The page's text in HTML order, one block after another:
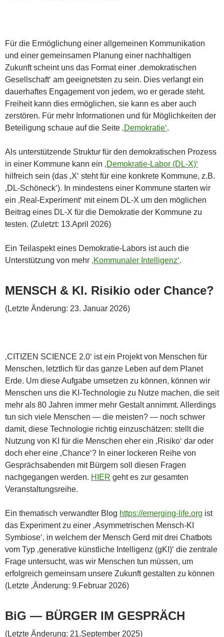
Für die Ermöglichung einer allgemeinen Kommunikation
und einer gemeinsamen Planung einer nachhaltigen
Zukunft scheint uns das Format einer ‚demokratischen
Gesellschaft‘ am geeignetsten zu sein. Dies verlangt ein
dauerhaftes Engagement von jedem, wo er gerade steht.
Freiheit kann dies ermöglichen, sie kann es aber auch
zerstören. Für mehr Informationen und für Möglichkeiten der
Beteiligung schaue auf die Seite ‚Demokratie‘.
Als unterstützende Struktur für den demokratischen Prozess
in einer Kommune kann ein ‚Demokratie-Labor (DL-X)‘
hilfreich sein (das ‚X‘ steht für eine konkrete Kommune, z.B.
‚DL-Schöneck‘). In mindestens einer Kommune starten wir
ein ‚Real-Experiment‘ mit einem DL-X um den möglichen
Beitrag eines DL-X für die Demokratie der Kommune zu
testen. (Zuletzt: 13.April 2026)
Ein Teilaspekt eines Demokratie-Labors ist auch die
Unterstützung von mehr ‚Kommunaler Intelligenz‘.
MENSCH & KI. Risikio oder Chance?
(Letzte Änderung: 23. Januar 2026)
‚CITIZEN SCIENCE 2.0‘ ist ein Projekt von Menschen für
Menschen, letztlich für das ganze Leben auf dem Planet
Erde. Um diese Aufgabe umsetzen zu können, können wir
Menschen uns die KI-Technologie zu Nutze machen, die seit
mehr als 80 Jahren immer mehr Gestalt annimmt. Allerdings
tun sich viele Menschen — die meisten? — noch schwer
damit, diese Technologie richtig einzuschätzen: stellt die
Nutzung von KI für die Menschen eher ein ‚Risiko‘ dar oder
doch eher eine ‚Chance‘? In einer lockeren Reihe von
Gesprächsabenden mit Bürgern soll diesen Fragen
nachgegangen werden. HIER geht es zur gesamten
Veranstaltungsreihe.
Ein thematisch verwandter Blog https://emerging-life.org ist
das Experiment zu einer ‚Asymmetrischen Mensch-KI
Symbiose‘, in welchem der Mensch Gerd mit drei Chatbots
vom Typ ‚generative künstliche Intelligenz (gKI)‘ die zentrale
Frage untersucht, was wir Menschen tun müssen, um
erfolgreich gemeinsam unsere Zukunft gestalten zu können
(Letzte ‚Änderung: 9.Februar 2026)
BiG — BÜRGER IM GESPRÄCH
(Letzte Änderung: 21.September 2025)